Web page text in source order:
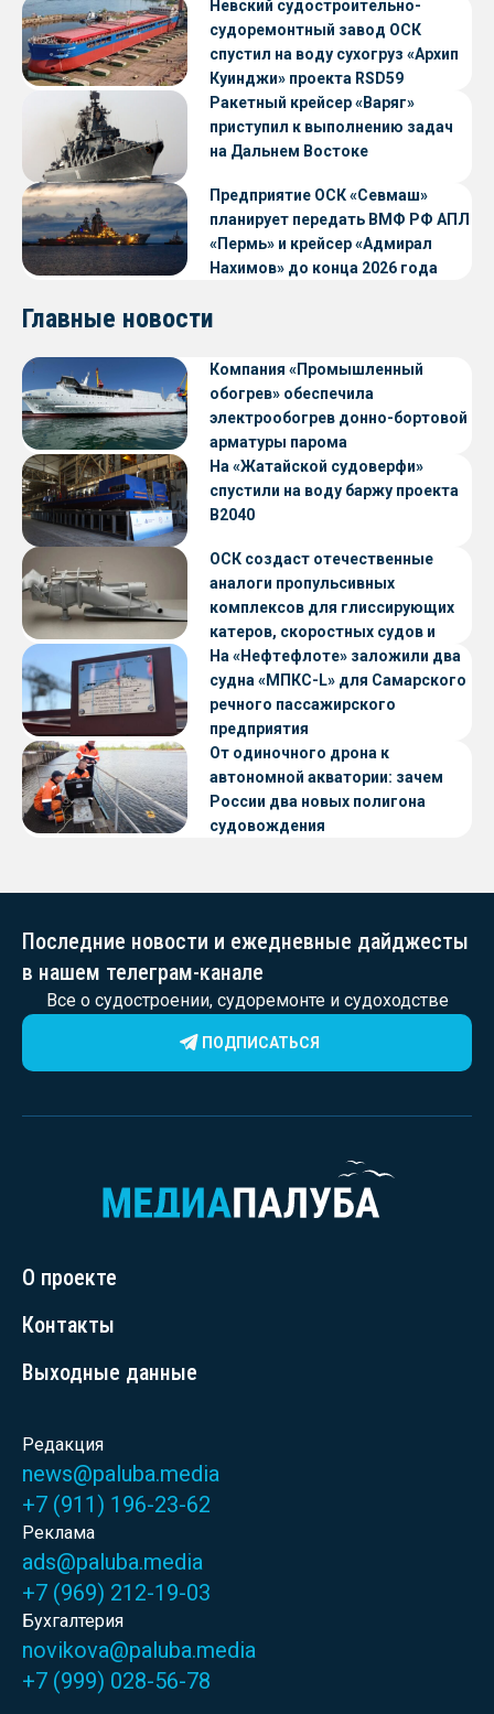
судов с малой осадкой
Невский судостроительно-
судоремонтный завод ОСК
спустил на воду сухогруз «Архип
Куинджи» проекта RSD59
Ракетный крейсер «Варяг»
приступил к выполнению задач
на Дальнем Востоке
Предприятие ОСК «Севмаш»
планирует передать ВМФ РФ АПЛ
«Пермь» и крейсер «Адмирал
Нахимов» до конца 2026 года
Главные новости
Компания «Промышленный
обогрев» обеспечила
электрообогрев донно-бортовой
арматуры парома
«Петропавловск» проекта CNF22
На «Жатайской судоверфи»
спустили на воду баржу проекта
В2040
ОСК создаст отечественные
аналоги пропульсивных
комплексов для глиссирующих
катеров, скоростных судов и
судов с малой осадкой
На «Нефтефлоте» заложили два
судна «МПКС-L» для Самарского
речного пассажирского
предприятия
От одиночного дрона к
автономной акватории: зачем
России два новых полигона
судовождения
Последние новости и ежедневные дайджесты
в нашем телеграм-канале
Все о судостроении, судоремонте и судоходстве
ПОДПИСАТЬСЯ
О проекте
Контакты
Выходные данные
Редакция
news@paluba.media
+7 (911) 196-23-62
Реклама
ads@paluba.media
+7 (969) 212-19-03
Бухгалтерия
novikova@paluba.media
+7 (999) 028-56-78